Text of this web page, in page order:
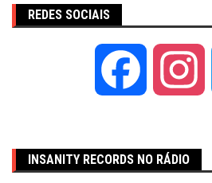
REDES SOCIAIS
Facebook
INSANITY RECORDS NO RÁDIO